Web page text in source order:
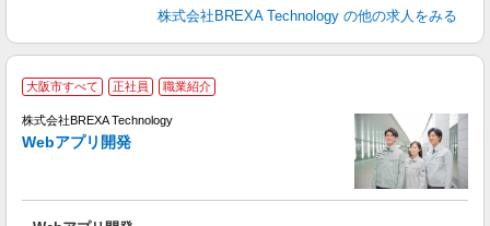
株式会社BREXA Technology の他の求人をみる
大阪市すべて 正社員 職業紹介
株式会社BREXA Technology
Webアプリ開発